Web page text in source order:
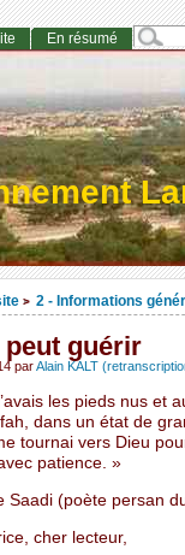
> 2 - Informations
peut guérir
parAlain KALT
les pieds nus et
dans un état de
tournai vers Dieu
patience. »
Saadi (poète persan
cher lecteur,
En résumé